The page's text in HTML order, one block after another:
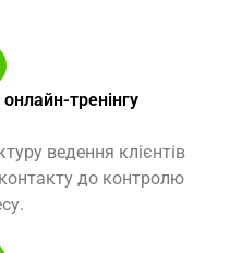
тренінгу
ведення клієнтів
до контролю